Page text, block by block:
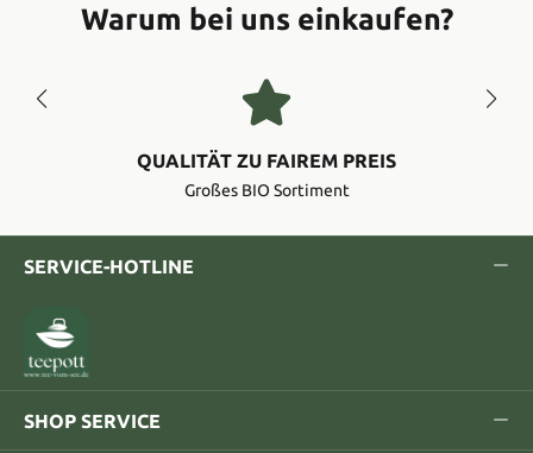
Warum bei uns einkaufen?
QUALITÄT ZU FAIREM PREIS
Großes BIO Sortiment
SERVICE-HOTLINE
SHOP SERVICE